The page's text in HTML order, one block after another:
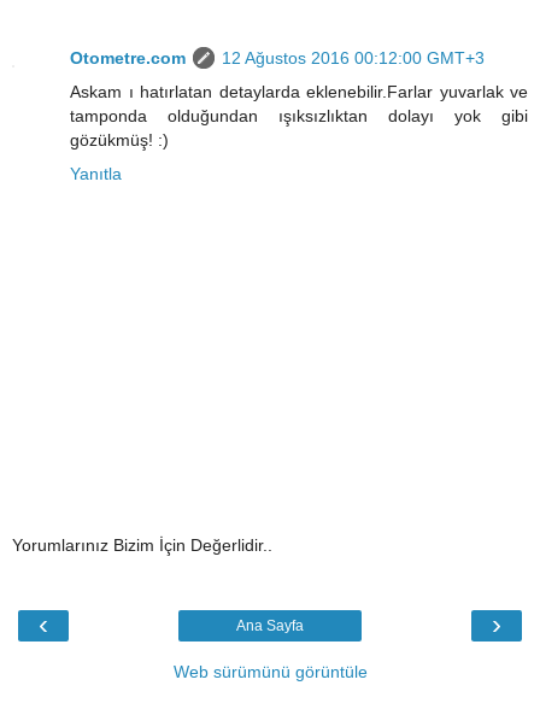
Otometre.com
12 Ağustos 2016 00:12:00 GMT+3
Askam ı hatırlatan detaylarda eklenebilir.Farlar yuvarlak ve
tamponda olduğundan ışıksızlıktan dolayı yok gibi
gözükmüş! :)
Yanıtla
Yorumlarınız Bizim İçin Değerlidir..
‹ ›
Ana Sayfa
Web sürümünü görüntüle